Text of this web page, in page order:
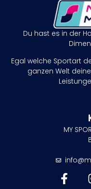
Du hast es in der
Egal welche Sportart
ganzen Welt
MY